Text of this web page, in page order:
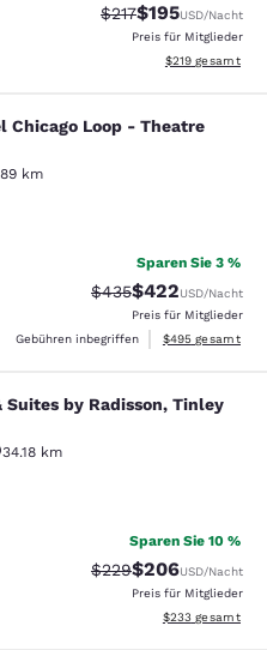
Durchgestrichener
$217Vergünstigter
$195USD/Nacht
Preis für Mitglieder
Geschätzte
$219 gesamt
Loop -
Chicago Loop - Theatre
km
Hervorragend. 3838
Sparen Sie 3 %
Durchgestrichener
$435Vergünstigter
$422USD/Nacht
Preis für Mitglieder
Gebühren inbegriffen
Geschätzte
$495 gesamt
by Radisson,
Suites by Radisson, Tinley
34.18 km
Gut. 310 Bewertungen
Sparen Sie 10 %
Durchgestrichener
$229Vergünstigter
$206USD/Nacht
Preis für Mitglieder
Geschätzte
$233 gesamt